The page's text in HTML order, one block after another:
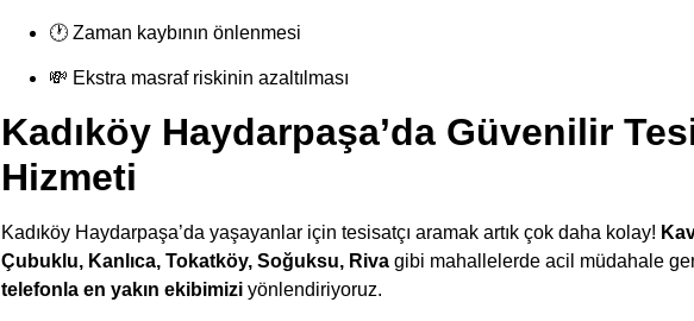
🕐 Zaman kaybının önlenmesi
💸 Ekstra masraf riskinin azaltılması
Kadıköy Haydarpaşa’da Güvenilir
Hizmeti
Kadıköy Haydarpaşa’da yaşayanlar için tesisatçı aramak artık çok daha kolay!
Çubuklu, Kanlıca, Tokatköy, Soğuksu, Rivagibi mahallelerde acil müdahale
telefonla en yakın ekibimiziyönlendiriyoruz.